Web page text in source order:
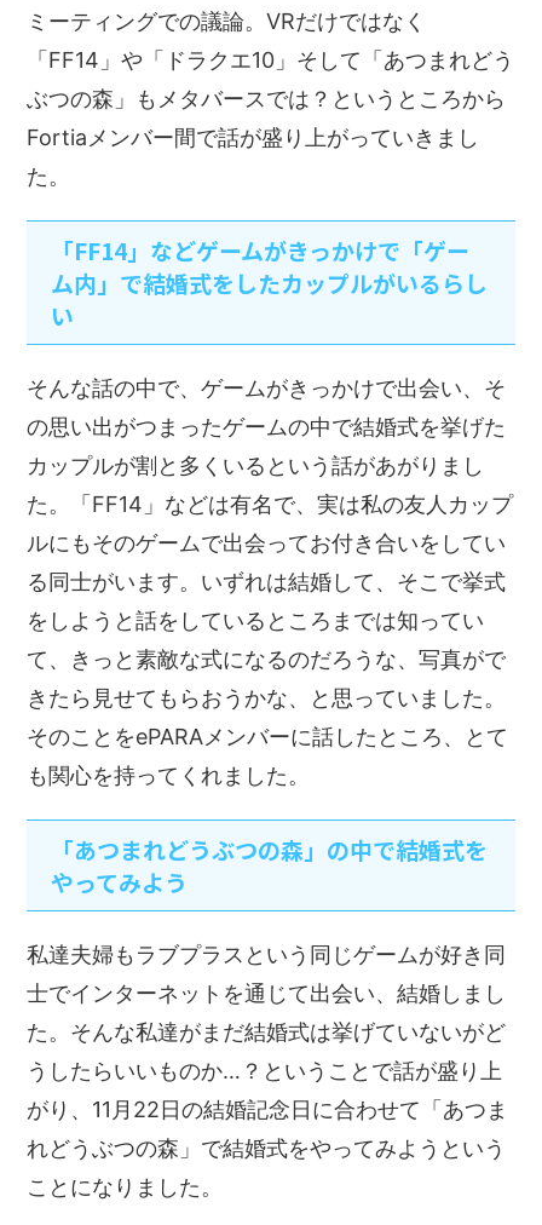
ミーティングでの議論。VRだけではなく
「FF14」や「ドラクエ10」そして「あつまれどう
ぶつの森」もメタバースでは？というところから
Fortiaメンバー間で話が盛り上がっていきまし
た。
「FF14」などゲームがきっかけで「ゲー
ム内」で結婚式をしたカップルがいるらし
い
そんな話の中で、ゲームがきっかけで出会い、そ
の思い出がつまったゲームの中で結婚式を挙げた
カップルが割と多くいるという話があがりまし
た。「FF14」などは有名で、実は私の友人カップ
ルにもそのゲームで出会ってお付き合いをしてい
る同士がいます。いずれは結婚して、そこで挙式
をしようと話をしているところまでは知ってい
て、きっと素敵な式になるのだろうな、写真がで
きたら見せてもらおうかな、と思っていました。
そのことをePARAメンバーに話したところ、とて
も関心を持ってくれました。
「あつまれどうぶつの森」の中で結婚式を
やってみよう
私達夫婦もラブプラスという同じゲームが好き同
士でインターネットを通じて出会い、結婚しまし
た。そんな私達がまだ結婚式は挙げていないがど
うしたらいいものか…？ということで話が盛り上
がり、11月22日の結婚記念日に合わせて「あつま
れどうぶつの森」で結婚式をやってみようという
ことになりました。